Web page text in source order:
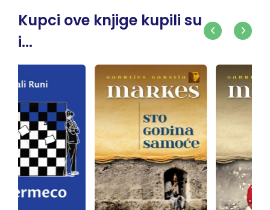
Kupci ove knjige kupili su
i...